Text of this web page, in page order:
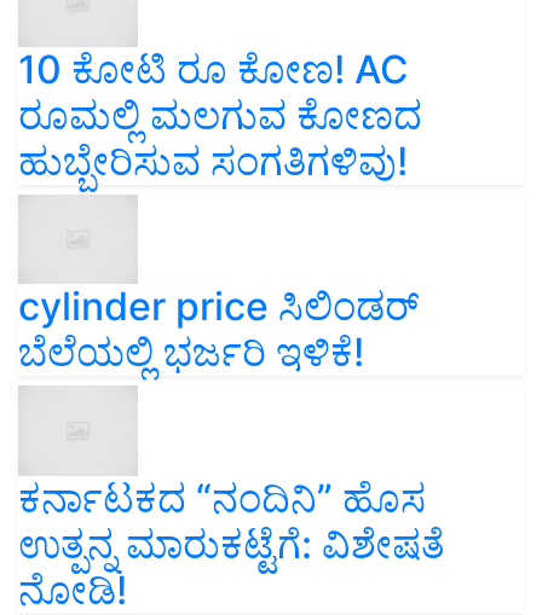
10 ಕೋಟಿ ರೂ ಕೋಣ! AC
ರೂಮಲ್ಲಿ ಮಲಗುವ ಕೋಣದ
ಹುಬ್ಬೇರಿಸುವ ಸಂಗತಿಗಳಿವು!
cylinder price ಸಿಲಿಂಡರ್‌
ಬೆಲೆಯಲ್ಲಿ ಭರ್ಜರಿ ಇಳಿಕೆ!
ಕರ್ನಾಟಕದ “ನಂದಿನಿ” ಹೊಸ
ಉತ್ಪನ್ನ ಮಾರುಕಟ್ಟೆಗೆ: ವಿಶೇಷತೆ
ನೋಡಿ!